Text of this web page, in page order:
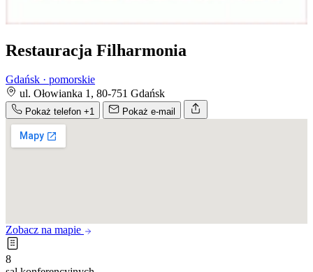
Restauracja Filharmonia
Gdańsk · pomorskie
ul. Ołowianka 1, 80-751 Gdańsk
Pokaż telefon +1 Pokaż e-mail
Zobacz na mapie
8